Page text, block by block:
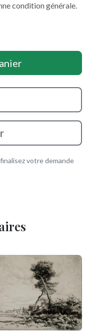
condition générale.
votre demande